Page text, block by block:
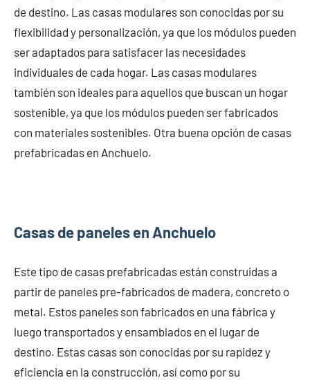
de destino. Las casas modulares son conocidas por su
flexibilidad y personalización, ya que los módulos pueden
ser adaptados para satisfacer las necesidades
individuales de cada hogar. Las casas modulares
también son ideales para aquellos que buscan un hogar
sostenible, ya que los módulos pueden ser fabricados
con materiales sostenibles. Otra buena opción de casas
prefabricadas en Anchuelo.
Casas de paneles en Anchuelo
Este tipo de casas prefabricadas están construidas a
partir de paneles pre-fabricados de madera, concreto o
metal. Estos paneles son fabricados en una fábrica y
luego transportados y ensamblados en el lugar de
destino. Estas casas son conocidas por su rapidez y
eficiencia en la construcción, así como por su